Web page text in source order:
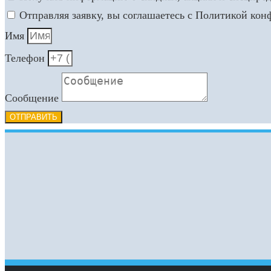
Отправляя заявку, вы соглашаетесь с Политикой
Имя
Телефон
Сообщение
ОТПРАВИТЬ